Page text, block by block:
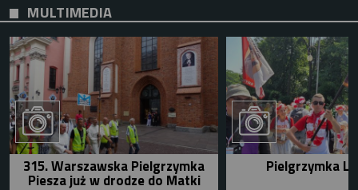
MULTIMEDIA
315. Warszawska Pielgrzymka
Piesza już w drodze do Matki
Pielgrzymka